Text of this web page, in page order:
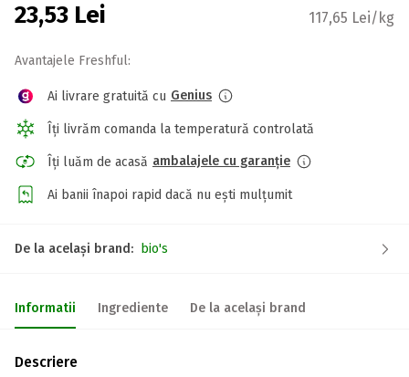
23,53 Lei 117,65 Lei/kg
Avantajele Freshful:
Ai livrare gratuită cu Genius
Îți livrăm comanda la temperatură controlată
Îți luăm de acasă ambalajele cu garanție
Ai banii înapoi rapid dacă nu ești mulțumit
De la același brand: bio's
Informatii Ingrediente De la același brand
Descriere